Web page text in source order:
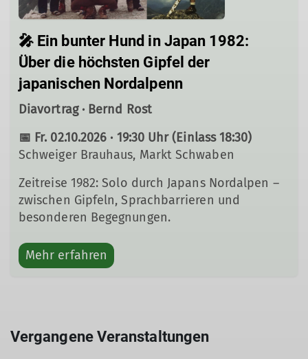
🎤 Ein bunter Hund in Japan 1982:
Über die höchsten Gipfel der
japanischen Nordalpenn
Diavortrag · Bernd Rost
📅 Fr. 02.10.2026 · 19:30 Uhr (Einlass 18:30)
Schweiger Brauhaus, Markt Schwaben
Zeitreise 1982: Solo durch Japans Nordalpen –
zwischen Gipfeln, Sprachbarrieren und
besonderen Begegnungen.
Mehr erfahren
Vergangene Veranstaltungen